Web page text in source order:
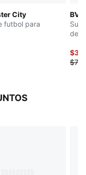
25/26
City
futbol para
de